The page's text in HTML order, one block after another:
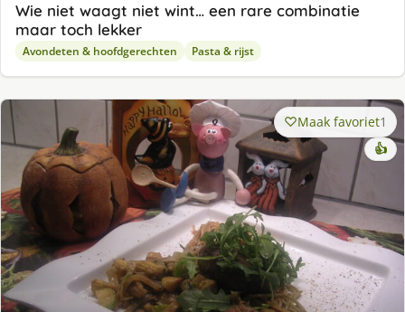
Wie niet waagt niet wint… een rare combinatie
maar toch lekker
Avondeten & hoofdgerechten Pasta & rijst
Maak favoriet1
👍